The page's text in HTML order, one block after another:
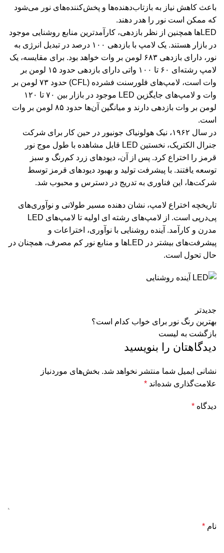
باعث کاهش نیاز به بازتاب‌دهنده‌ها و پخش‌کننده‌های نور می‌شود
که ممکن است نور را هدر دهند.
LEDها همچنین از نظر بازدهی، کارآمدترین منابع روشنایی موجود
در بازار هستند. یک لامپ با بازدهی ۱۰۰ درصد در تبدیل انرژی به
نور، دارای بازدهی ۶۸۳ لومن بر وات خواهد بود. برای مقایسه، یک
لامپ رشته‌ای ۶۰ تا ۱۰۰ واتی دارای بازدهی حدود ۱۵ لومن بر
وات است، لامپ‌های فلورسنت فشرده (CFL) حدود ۷۳ لومن بر
وات و لامپ‌های جایگزین LED موجود در بازار بین ۷۰ تا ۱۲۰
لومن بر وات بازدهی دارند و میانگین آن‌ها حدود ۸۵ لومن بر وات
است.
در سال ۱۹۶۲، نیک هولونیاک جونیور در حین کار برای شرکت
جنرال الکتریک، نخستین LED قابل مشاهده با طول موج نور
قرمز را اختراع کرد. پس از آن، دیودهای زرد کم‌رنگ و سبز
توسعه یافتند. با پیشرفت تولید و بهبود دیودهای قرمز توسط
شرکت‌ها، این فناوری به تدریج در دسترس و محبوب شد.
تاریخچه اختراع لامپ، نشان دهنده مسیر طولانی و نوآوری‌های
پی‌درپی است. از لامپ‌های رشته ای اولیه تا لامپ‌های LED
مدرن و کارآمد. آینده روشنایی با نوآوری، اختراعات و
پیشرفت‌های بیشتر در LEDها و منابع نور کم مصرف، همچنان در
حال تحول است.
جدیدتر
بهترین رنگ نور برای خواب کدام است؟
بازگشت به لیست
دیدگاهتان را بنویسید
نشانی ایمیل شما منتشر نخواهد شد. بخش‌های موردنیاز
علامت‌گذاری شده‌اند *
دیدگاه *
نام *